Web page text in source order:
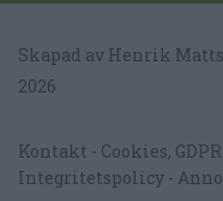
Skapad av Henrik
2026
Kontakt
Cookies,
Integritetspolicy